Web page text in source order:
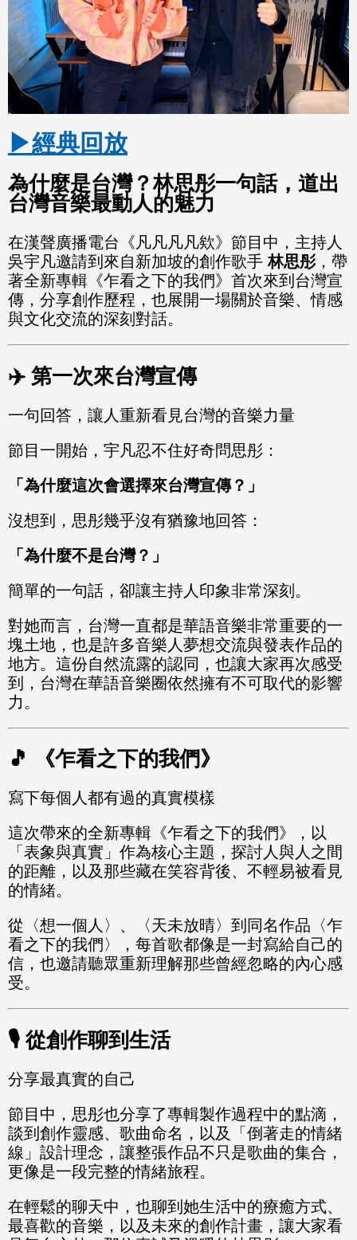
▶經典回放
為什麼是台灣？林思彤一句話，道出
台灣音樂最動人的魅力
在漢聲廣播電台《凡凡凡凡欸》節目中，主持人
吳宇凡邀請到來自新加坡的創作歌手林思彤，帶
著全新專輯《乍看之下的我們》首次來到台灣宣
傳，分享創作歷程，也展開一場關於音樂、情感
與文化交流的深刻對話。
✈️ 第一次來台灣宣傳
一句回答，讓人重新看見台灣的音樂力量
節目一開始，宇凡忍不住好奇問思彤：
「為什麼這次會選擇來台灣宣傳？」
沒想到，思彤幾乎沒有猶豫地回答：
「為什麼不是台灣？」
簡單的一句話，卻讓主持人印象非常深刻。
對她而言，台灣一直都是華語音樂非常重要的一
塊土地，也是許多音樂人夢想交流與發表作品的
地方。這份自然流露的認同，也讓大家再次感受
到，台灣在華語音樂圈依然擁有不可取代的影響
力。
🎵 《乍看之下的我們》
寫下每個人都有過的真實模樣
這次帶來的全新專輯《乍看之下的我們》，以
「表象與真實」作為核心主題，探討人與人之間
的距離，以及那些藏在笑容背後、不輕易被看見
的情緒。
從〈想一個人〉、〈天未放晴〉到同名作品〈乍
看之下的我們〉，每首歌都像是一封寫給自己的
信，也邀請聽眾重新理解那些曾經忽略的內心感
受。
🎙️ 從創作聊到生活
分享最真實的自己
節目中，思彤也分享了專輯製作過程中的點滴，
談到創作靈感、歌曲命名，以及「倒著走的情緒
線」設計理念，讓整張作品不只是歌曲的集合，
更像是一段完整的情緒旅程。
在輕鬆的聊天中，也聊到她生活中的療癒方式、
最喜歡的音樂，以及未來的創作計畫，讓大家看